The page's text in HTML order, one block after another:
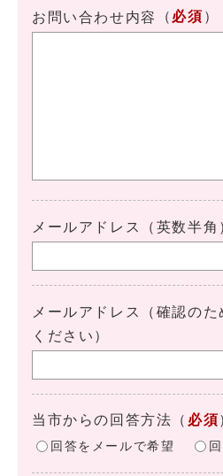
お問い合わせ内容 （ 必須 ）
メールアドレス（英数半角
メールアドレス（確認の
ください）
当市からの回答方法 （ 必須
回答をメールで希望